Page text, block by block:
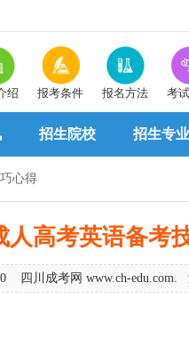
绍 报考条件 报名方法 考
招生院校 招生专业
心得
人高考英语备考
四川成考网 www.ch-edu.com.